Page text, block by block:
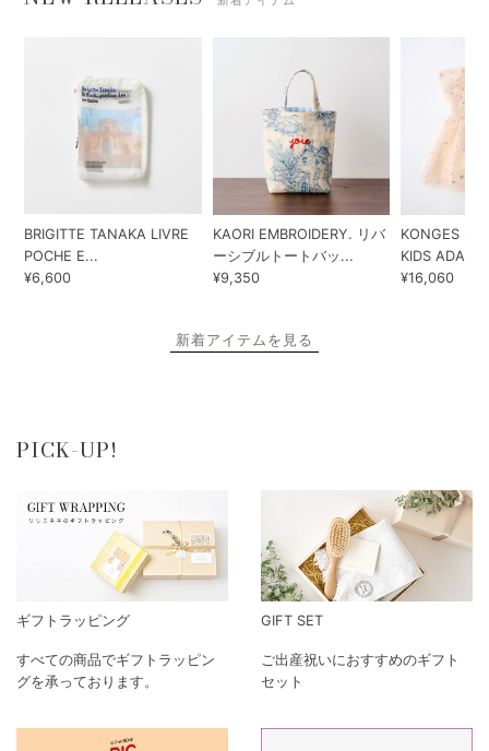
BRIGITTE TANAKA LIVRE
POCHE E...
¥6,600
KAORI EMBROIDERY. リバ
ーシブルトートバッ...
¥9,350
KONGES
KIDS ADA...
¥16,060
新着アイテムを見る
PICK-UP!
ギフトラッピング
すべての商品でギフトラッピン
グを承っております。
GIFT SET
ご出産祝いにおすすめのギフト
セット